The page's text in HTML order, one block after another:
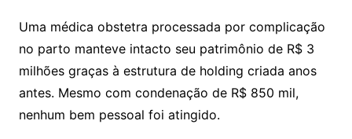
Uma médica obstetra processada por complicação
no parto manteve intacto seu patrimônio de R$ 3
milhões graças à estrutura de holding criada anos
antes. Mesmo com condenação de R$ 850 mil,
nenhum bem pessoal foi atingido.